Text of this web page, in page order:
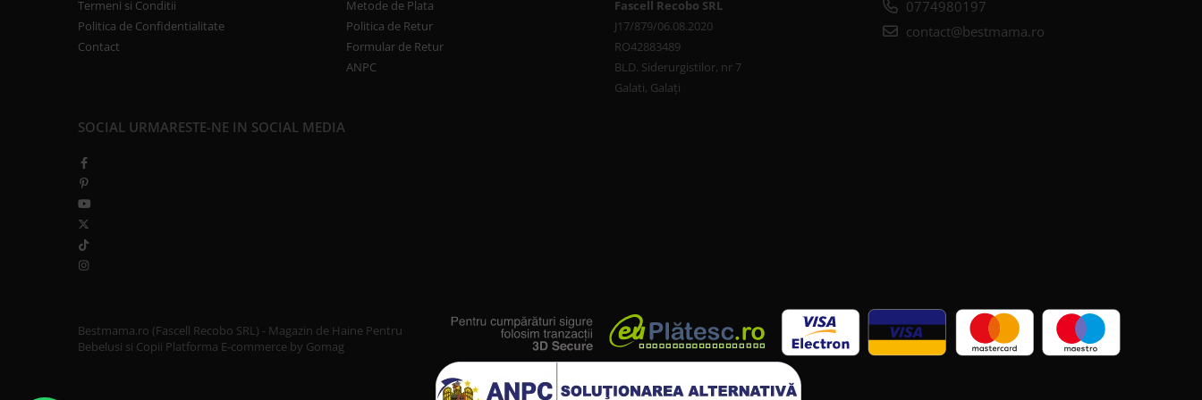
Termeni si Conditii
Politica de Confidentialitate
Contact
Metode de Plata
Politica de Retur
Formular de Retur
ANPC
Fascell Recobo SRL
J17/879/06.08.2020
RO42883489
BLD. Siderurgistilor, nr 7
Galati, Galați
0774980197
contact@bestmama.ro
SOCIAL URMARESTE-NE IN SOCIAL MEDIA
Bestmama.ro (Fascell Recobo SRL) - Magazin de Haine Pentru
Bebelusi si Copii Platforma E-commerce by Gomag